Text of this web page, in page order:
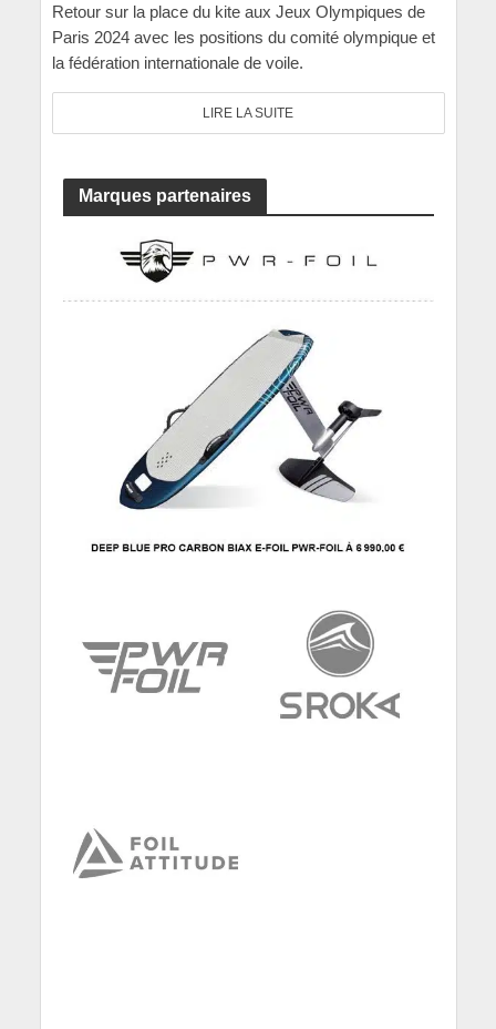
Retour sur la place du kite aux Jeux Olympiques de
Paris 2024 avec les positions du comité olympique et
la fédération internationale de voile.
LIRE LA SUITE
Marques partenaires